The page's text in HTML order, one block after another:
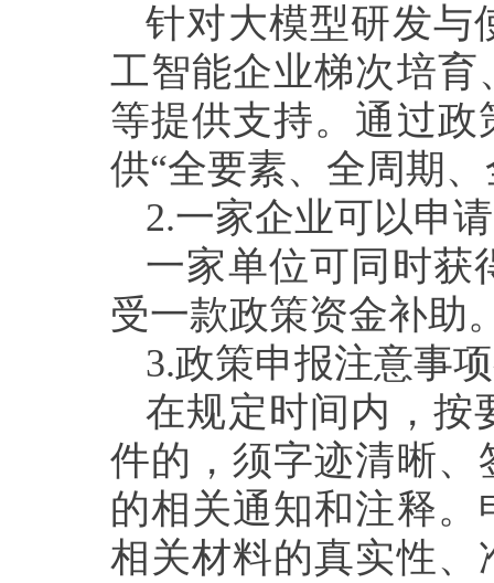
针对大模型研发与
工智能企业梯次培
等提供支持。通过
供“全要素、全周期
2.一家企业可以申
一家单位可同时获
受一款政策资金补助
3.政策申报注意事
在规定时间内，按
件的，须字迹清晰
的相关通知和注释
相关材料的真实性